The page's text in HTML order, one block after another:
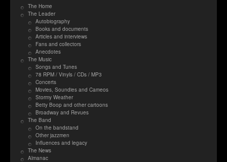
The Home
The Leader
Autobiography
Books and documents
Articles and interviews
Fans and collectors
Anecdotes
The Music
Songs and Tunes
78 RPM / Vinyls / CDs / MP3
Concerts
Movies, Soundies and Cameos
Stormy Weather
Betty Boop and other cartoons
Broadway and Revues
The Band
On the bandstand
Other jazzmen
Influences and legacy
The News
Almanac